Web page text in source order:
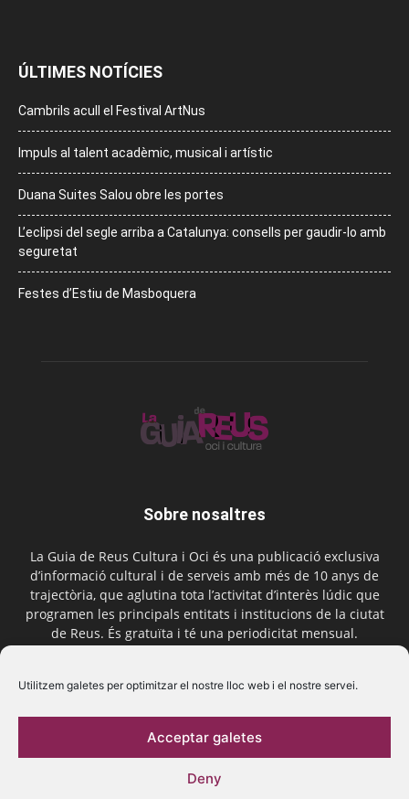
Utilitzem galetes per optimitzar el nostre lloc web i el nostre servei.
Acceptar galetes
Deny
ÚLTIMES NOTÍCIES
Cambrils acull el Festival ArtNus
Impuls al talent acadèmic, musical i artístic
Duana Suites Salou obre les portes
L’eclipsi del segle arriba a Catalunya: consells per gaudir-lo amb
seguretat
Festes d’Estiu de Masboquera
Sobre nosaltres
La Guia de Reus Cultura i Oci és una publicació exclusiva
d’informació cultural i de serveis amb més de 10 anys de
trajectòria, que aglutina tota l’activitat d’interès lúdic que
programen les principals entitats i institucions de la ciutat
de Reus. És gratuïta i té una periodicitat mensual.
Segueix-nos